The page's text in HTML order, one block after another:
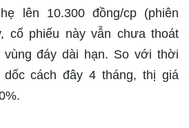
lên 10.300 đồng/cp (phiên
cổ phiếu này vẫn chưa thoát
vùng đáy dài hạn. So với thời
cách đây 4 tháng, thị giá